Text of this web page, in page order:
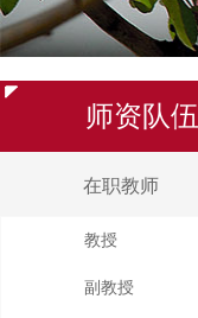
师资队伍
在职教师
教授
副教授